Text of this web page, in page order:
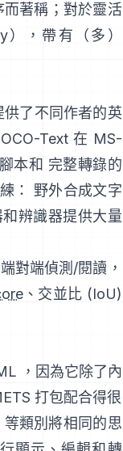
著稱；對於靈活
），帶有（多）
了不同作者的英
Text 在 MS-
本和 完整轉錄的
：
野外合成文字
辨識器提供大量
對端偵測/閱讀，
、交並比 (IoU)
，因為它除了內
打包配合得很
等類別將相同的思